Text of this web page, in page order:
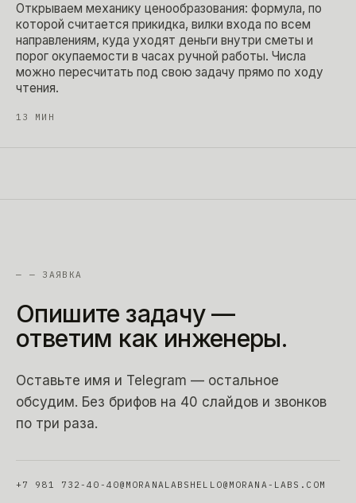
Открываем механику ценообразования: формула, по
которой считается прикидка, вилки входа по всем
направлениям, куда уходят деньги внутри сметы и
порог окупаемости в часах ручной работы. Числа
можно пересчитать под свою задачу прямо по ходу
чтения.
13 МИН
— — ЗАЯВКА
Опишите задачу —
ответим как инженеры.
Оставьте имя и Telegram — остальное
обсудим. Без брифов на 40 слайдов и звонков
по три раза.
+7 981 732-40-40@MORANALABS HELLO@MORANA-LABS.COM